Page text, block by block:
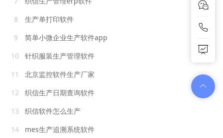
8
生产单打印软件
9
简单小微企业生产软件app
10
针织服装生产管理软件
11
北京监控软件生产厂家
12
织信生产日期查询软件
13
织信软件怎么生产
14
mes生产追溯系统软件